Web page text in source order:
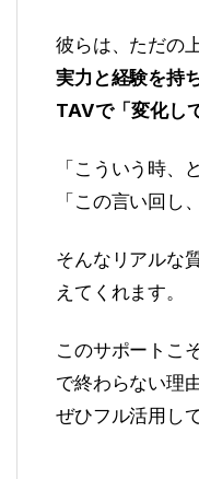
彼らは、ただの
実力と経験を持ち
TAVで「変化し
「こういう時、
「この言い回し
そんなリアルな
えてくれます。
このサポートこ
で終わらない理
ぜひフル活用し